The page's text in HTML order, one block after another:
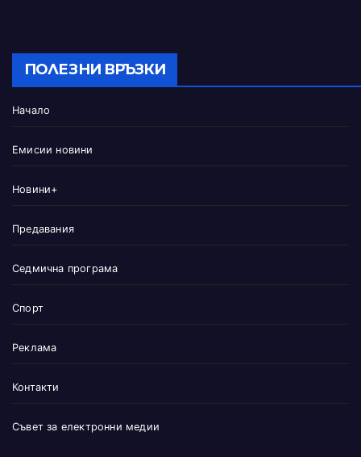
ПОЛЕЗНИ ВРЪЗКИ
Начало
Емисии новини
Новини+
Предавания
Седмична програма
Спорт
Реклама
Контакти
Съвет за електронни медии